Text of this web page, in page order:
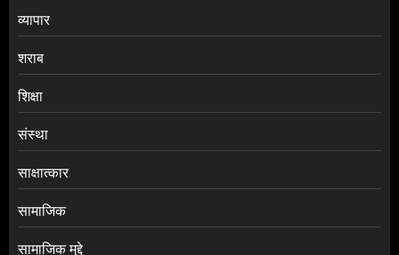
व्यापार
शराब
शिक्षा
संस्था
साक्षात्कार
सामाजिक
सामाजिक मुद्दे